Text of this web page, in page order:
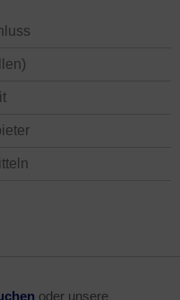
oder unsere